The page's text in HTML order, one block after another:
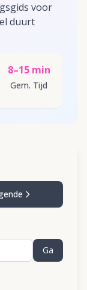
voor
duurt
8–15 min
Gem. Tijd
Ga